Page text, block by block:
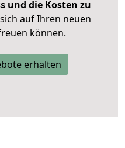
und die Kosten zu
auf Ihren neuen
können.
erhalten